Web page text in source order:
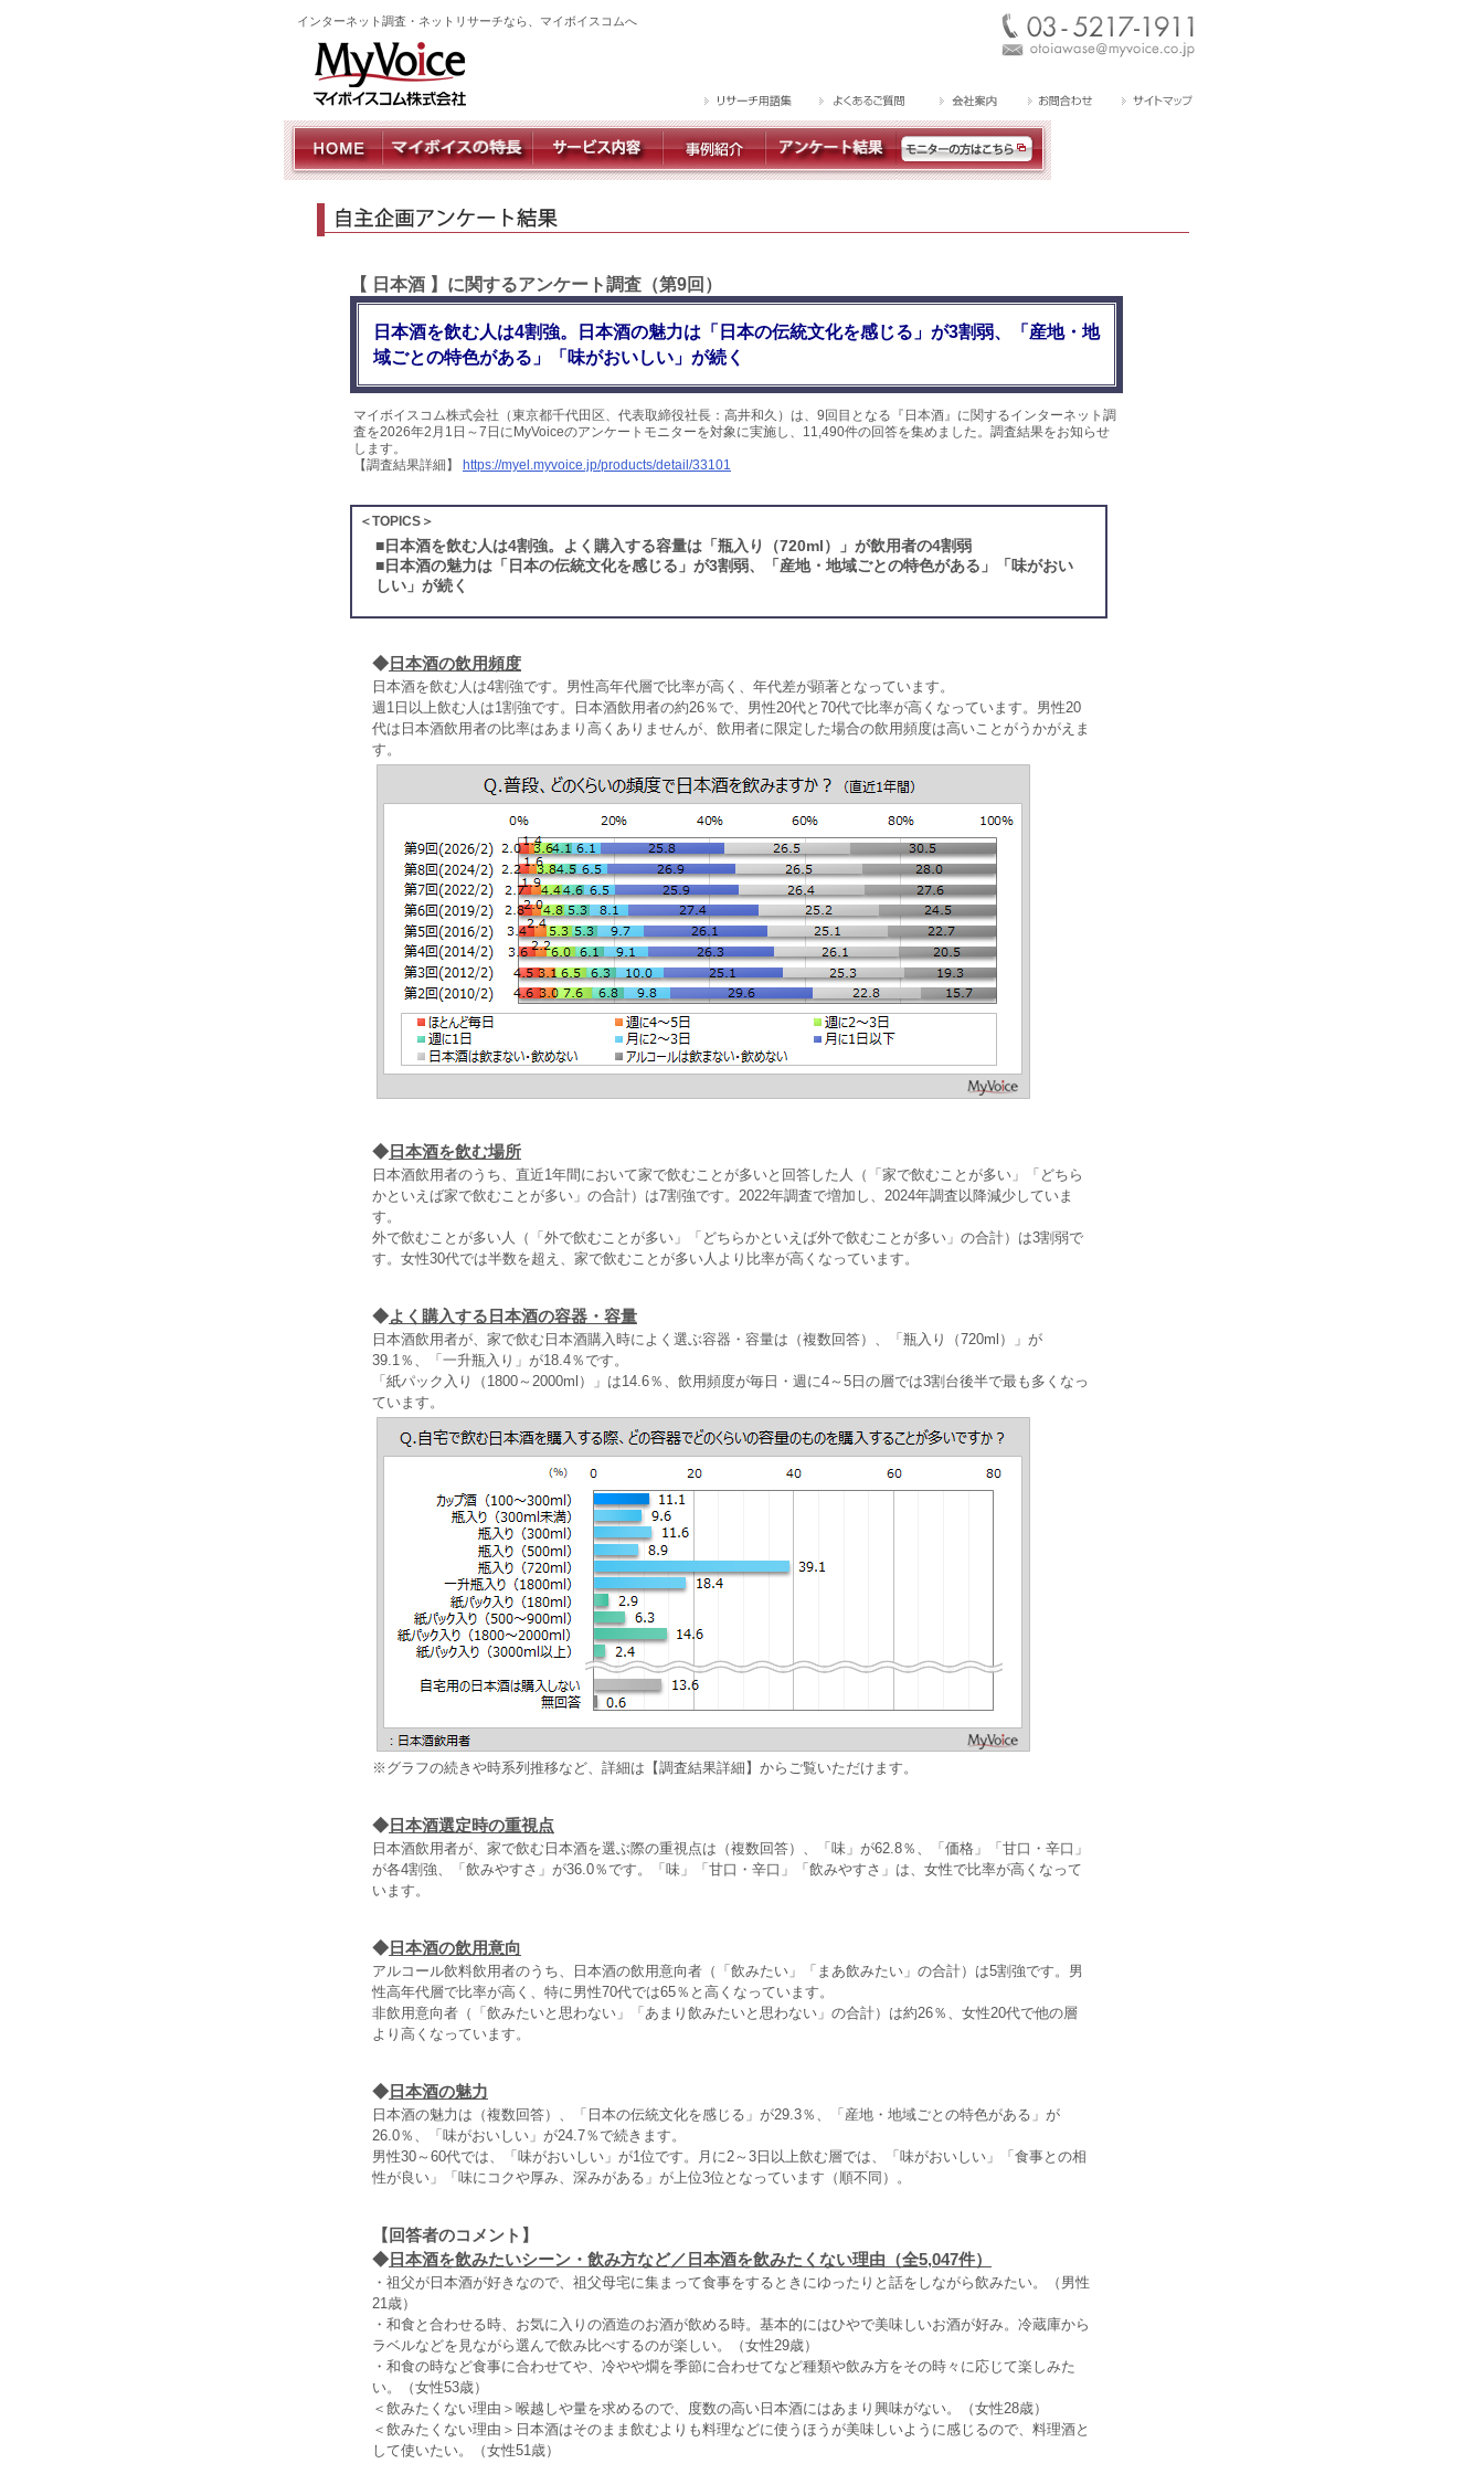
インターネット調査・ネットリサーチなら、マイボイスコムへ
【 日本酒 】に関するアンケート調査（第9回）
日本酒を飲む人は4割強。日本酒の魅力は「日本の伝統文化を感じる」が3割弱、「産地・地
域ごとの特色がある」「味がおいしい」が続く
マイボイスコム株式会社（東京都千代田区、代表取締役社長：高井和久）は、9回目となる『日本酒』に関するインターネット調
査を2026年2月1日～7日にMyVoiceのアンケートモニターを対象に実施し、11,490件の回答を集めました。調査結果をお知らせ
します。
【調査結果詳細】
https://myel.myvoice.jp/products/detail/33101
＜TOPICS＞
■日本酒を飲む人は4割強。よく購入する容量は「瓶入り（720ml）」が飲用者の4割弱
■日本酒の魅力は「日本の伝統文化を感じる」が3割弱、「産地・地域ごとの特色がある」「味がおい
しい」が続く
◆ 日本酒の飲用頻度
日本酒を飲む人は4割強です。男性高年代層で比率が高く、年代差が顕著となっています。
週1日以上飲む人は1割強です。日本酒飲用者の約26％で、男性20代と70代で比率が高くなっています。男性20
代は日本酒飲用者の比率はあまり高くありませんが、飲用者に限定した場合の飲用頻度は高いことがうかがえま
す。
◆ 日本酒を飲む場所
日本酒飲用者のうち、直近1年間において家で飲むことが多いと回答した人（「家で飲むことが多い」「どちら
かといえば家で飲むことが多い」の合計）は7割強です。2022年調査で増加し、2024年調査以降減少していま
す。
外で飲むことが多い人（「外で飲むことが多い」「どちらかといえば外で飲むことが多い」の合計）は3割弱で
す。女性30代では半数を超え、家で飲むことが多い人より比率が高くなっています。
◆よく購入する日本酒の容器・容量
日本酒飲用者が、家で飲む日本酒購入時によく選ぶ容器・容量は（複数回答）、「瓶入り（720ml）」が
39.1％、「一升瓶入り」が18.4％です。
「紙パック入り（1800～2000ml）」は14.6％、飲用頻度が毎日・週に4～5日の層では3割台後半で最も多くなっ
ています。
※グラフの続きや時系列推移など、詳細は【調査結果詳細】からご覧いただけます。
◆ 日本酒選定時の重視点
日本酒飲用者が、家で飲む日本酒を選ぶ際の重視点は（複数回答）、「味」が62.8％、「価格」「甘口・辛口」
が各4割強、「飲みやすさ」が36.0％です。「味」「甘口・辛口」「飲みやすさ」は、女性で比率が高くなって
います。
◆ 日本酒の飲用意向
アルコール飲料飲用者のうち、日本酒の飲用意向者（「飲みたい」「まあ飲みたい」の合計）は5割強です。男
性高年代層で比率が高く、特に男性70代では65％と高くなっています。
非飲用意向者（「飲みたいと思わない」「あまり飲みたいと思わない」の合計）は約26％、女性20代で他の層
より高くなっています。
◆ 日本酒の魅力
日本酒の魅力は（複数回答）、「日本の伝統文化を感じる」が29.3％、「産地・地域ごとの特色がある」が
26.0％、「味がおいしい」が24.7％で続きます。
男性30～60代では、「味がおいしい」が1位です。月に2～3日以上飲む層では、「味がおいしい」「食事との相
性が良い」「味にコクや厚み、深みがある」が上位3位となっています（順不同）。
【回答者のコメント】
◆ 日本酒を飲みたいシーン・飲み方など／日本酒を飲みたくない理由（全5,047件）
・祖父が日本酒が好きなので、祖父母宅に集まって食事をするときにゆったりと話をしながら飲みたい。（男性
21歳）
・和食と合わせる時、お気に入りの酒造のお酒が飲める時。基本的にはひやで美味しいお酒が好み。冷蔵庫から
ラベルなどを見ながら選んで飲み比べするのが楽しい。（女性29歳）
・和食の時など食事に合わせてや、冷やや燗を季節に合わせてなど種類や飲み方をその時々に応じて楽しみた
い。（女性53歳）
＜飲みたくない理由＞喉越しや量を求めるので、度数の高い日本酒にはあまり興味がない。（女性28歳）
＜飲みたくない理由＞日本酒はそのまま飲むよりも料理などに使うほうが美味しいように感じるので、料理酒と
して使いたい。（女性51歳）